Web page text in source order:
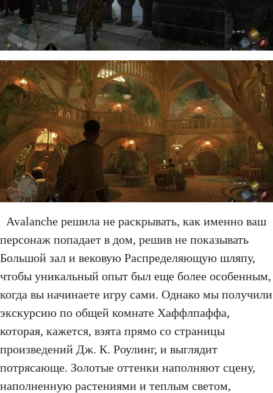
Avalanche решила не раскрывать, как именно ваш
персонаж попадает в дом, решив не показывать
Большой зал и вековую Распределяющую шляпу,
чтобы уникальный опыт был еще более особенным,
когда вы начинаете игру сами. Однако мы получили
экскурсию по общей комнате Хаффлпаффа,
которая, кажется, взята прямо со страницы
произведений Дж. К. Роулинг, и выглядит
потрясающе. Золотые оттенки наполняют сцену,
наполненную растениями и теплым светом,